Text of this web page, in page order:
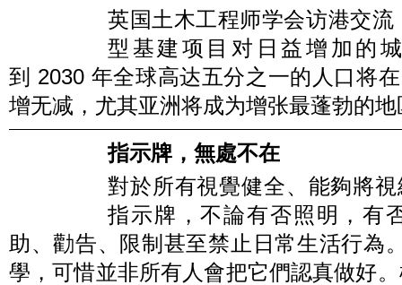
英国土木工程师学会访港交
型基建项目对日益增加的
到 2030 年全球高达五分之一的人口将
增无减，尤其亚洲将成为增张最蓬勃的
指示牌，無處不在
對於所有視覺健全、能夠將
指示牌，不論有否照明，有
助、勸告、限制甚至禁止日常生活行
學，可惜並非所有人會把它們認真做好